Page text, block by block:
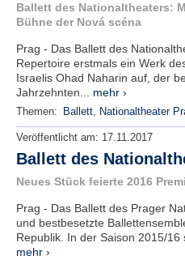
Ballett des Nationaltheaters:
Bühne der Nová scéna
Prag - Das Ballett des
Repertoire erstmals ein Werk
Israelis Ohad Naharin auf, der
Jahrzehnten... mehr ›
Themen: Ballett, Nationaltheater
Veröffentlicht am: 17.11.2017
Ballett des
Neues Stück feierte 2016
Prag - Das Ballett des Prager
und bestbesetzte
Republik. In der Saison 2015/16
mehr ›